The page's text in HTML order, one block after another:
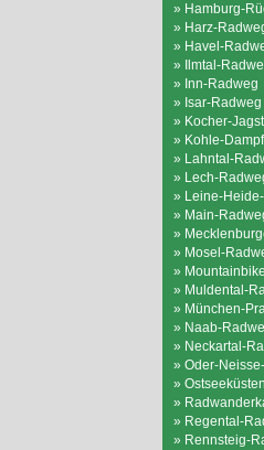
» Hamburg-
» Harz-
» Havel-
» Ilmtal-
» Inn-Radweg
» Isar-Radweg
» Kocher-
» Kohle-
» Lahntal-
» Lech-
» Leine-
» Main-
»
» Mosel-
»
» Muldental-
» München-
» Naab-
» Neckartal-
» Oder-
»
»
» Regental-
» Rennsteig-